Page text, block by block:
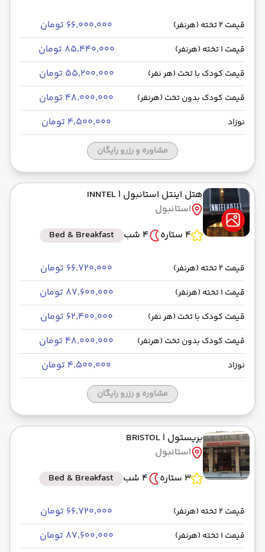
قیمت 2 تخته (هرنفر) ۶۶٬۰۰۰٬۰۰۰ تومان
قیمت 1 تخته (هرنفر) ۸۵٬۴۴۰٬۰۰۰ تومان
قیمت کودک با تخت (هر نفر) ۵۵٬۲۰۰٬۰۰۰ تومان
قیمت کودک بدون تخت (هرنفر) ۴۸٬۰۰۰٬۰۰۰ تومان
نوزاد ۴٬۵۰۰٬۰۰۰ تومان
مشاوره و رزرو رایگان
هتل اینتل استانبول | INNTEL
استانبول
4 ستاره
4 شب Bed & Breakfast
قیمت 2 تخته (هرنفر) ۶۶٬۷۲۰٬۰۰۰ تومان
قیمت 1 تخته (هرنفر) ۸۷٬۶۰۰٬۰۰۰ تومان
قیمت کودک با تخت (هر نفر) ۶۲٬۴۰۰٬۰۰۰ تومان
قیمت کودک بدون تخت (هرنفر) ۴۸٬۰۰۰٬۰۰۰ تومان
نوزاد ۴٬۵۰۰٬۰۰۰ تومان
مشاوره و رزرو رایگان
بریستول | BRISTOL
استانبول
3 ستاره
4 شب Bed & Breakfast
قیمت 2 تخته (هرنفر) ۶۶٬۷۲۰٬۰۰۰ تومان
قیمت 1 تخته (هرنفر) ۸۷٬۶۰۰٬۰۰۰ تومان